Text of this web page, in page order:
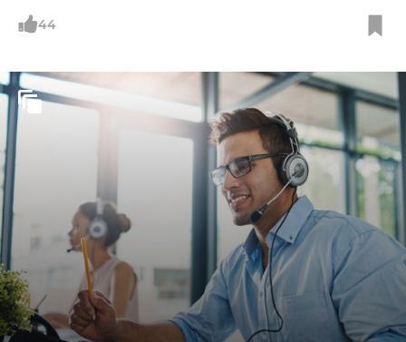
회사와 경쟁하려면 일하는 방식이 달라야 한다”고 말하는데요. 자율근무
44